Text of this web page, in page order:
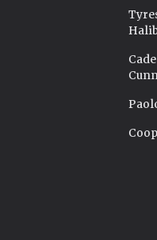
Cade